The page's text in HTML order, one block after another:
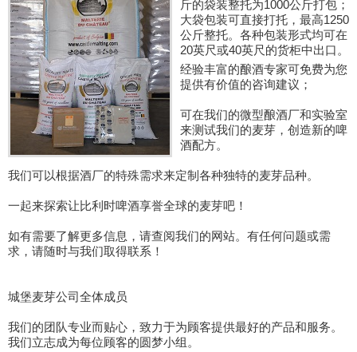
斤的袋装整托为1000公斤打包；
大袋包装可直接打托，最高1250
公斤整托。各种包装形式均可在
20英尺或40英尺的货柜中出口。
经验丰富的酿酒专家可免费为您
提供有价值的咨询建议；
可在我们的微型酿酒厂和实验室
来测试我们的麦芽，创造新的啤
酒配方。
我们可以根据酒厂的特殊需求来定制各种独特的麦芽品种。
一起来探索让比利时啤酒享誉全球的麦芽吧！
如有需要了解更多信息，请查阅我们的网站。有任何问题或需
求，请随时与我们取得联系！
城堡麦芽公司全体成员
我们的团队专业而贴心，致力于为顾客提供最好的产品和服务。
我们立志成为每位顾客的圆梦小组。